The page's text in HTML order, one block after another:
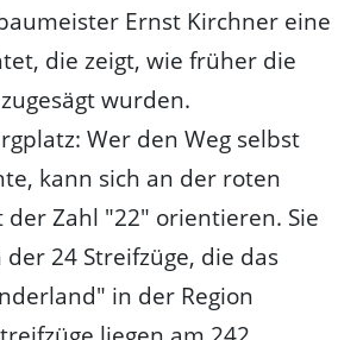
Ernst Kirchner eine
die zeigt, wie früher die
wurden.
Wer den Weg selbst
kann sich an der roten
Zahl "22" orientieren. Sie
24 Streifzüge, die das
in der Region